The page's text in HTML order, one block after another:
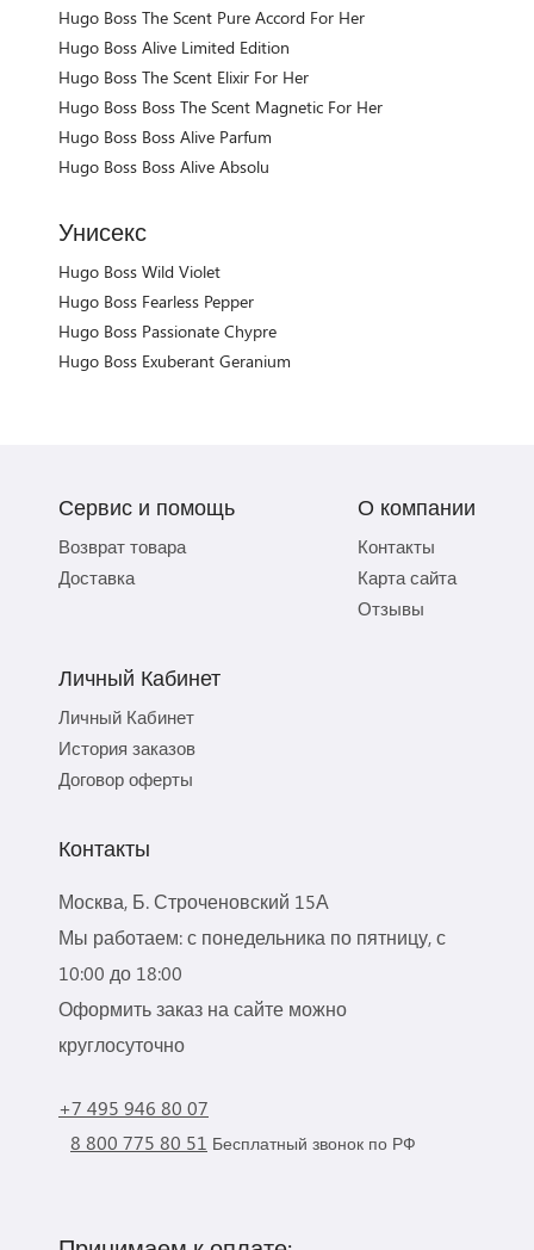
Hugo Boss The Scent Pure Accord For Her
Hugo Boss Alive Limited Edition
Hugo Boss The Scent Elixir For Her
Hugo Boss Boss The Scent Magnetic For Her
Hugo Boss Boss Alive Parfum
Hugo Boss Boss Alive Absolu
Унисекс
Hugo Boss Wild Violet
Hugo Boss Fearless Pepper
Hugo Boss Passionate Chypre
Hugo Boss Exuberant Geranium
Сервис и помощь
Возврат товара
Доставка
О компании
Контакты
Карта сайта
Отзывы
Личный Кабинет
Личный Кабинет
История заказов
Договор оферты
Контакты
Москва, Б. Строченовский 15А
Мы работаем: с понедельника по пятницу, с
10:00 до 18:00
Оформить заказ на сайте можно
круглосуточно
+7 495 946 80 07
8 800 775 80 51 Бесплатный звонок по РФ